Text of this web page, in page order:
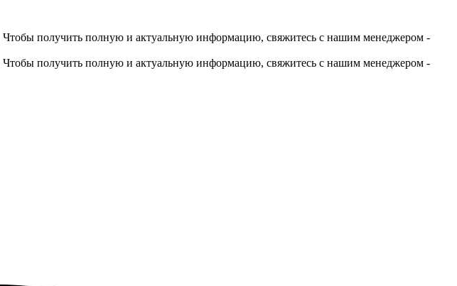
Чтобы получить полную и актуальную информацию, свяжитесь с нашим менеджером -
Чтобы получить полную и актуальную информацию, свяжитесь с нашим менеджером -